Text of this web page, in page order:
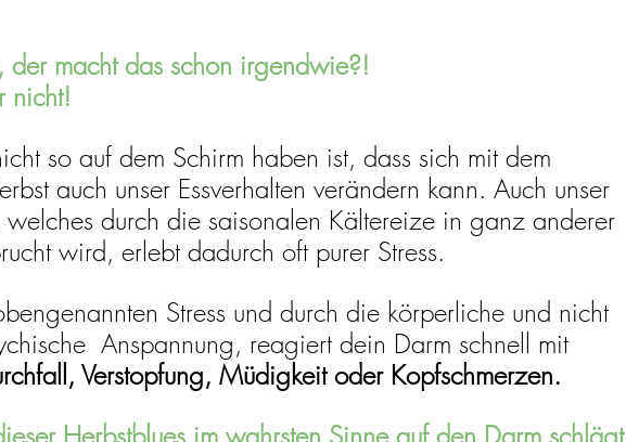
der macht das schon irgendwie?!
nicht!
so auf dem Schirm haben ist, dass sich mit dem
auch unser Essverhalten verändern kann. Auch unser
welches durch die saisonalen Kältereize in ganz anderer
wird, erlebt dadurch oft purer Stress.
Stress und durch die körperliche und nicht
Anspannung, reagiert dein Darm schnell mit
Verstopfung, Müdigkeit oder Kopfschmerzen.